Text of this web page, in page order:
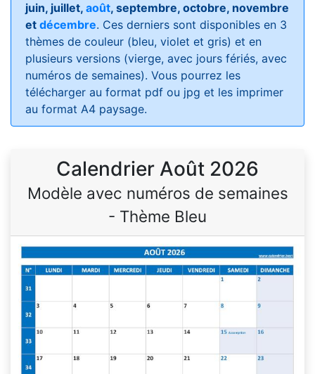
juin, juillet, août, septembre, octobre, novembre
et décembre. Ces derniers sont disponibles en 3
thèmes de couleur (bleu, violet et gris) et en
plusieurs versions (vierge, avec jours fériés, avec
numéros de semaines). Vous pourrez les
télécharger au format pdf ou jpg et les imprimer
au format A4 paysage.
Calendrier Août 2026
Modèle avec numéros de semaines
- Thème Bleu